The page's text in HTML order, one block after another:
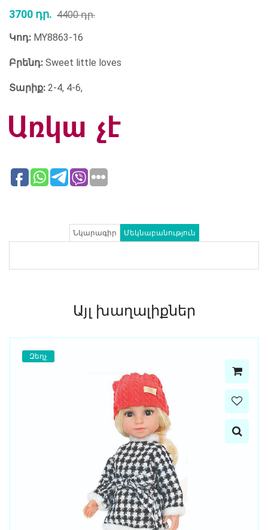
3700 դր. 4400 դր.
Կոդ: MY8863-16
Բրենդ: Sweet little loves
Տարիք: 2-4, 4-6,
Նկարագիր Մեկնաբանություն
Այլ խաղալիքներ
Զեղչ